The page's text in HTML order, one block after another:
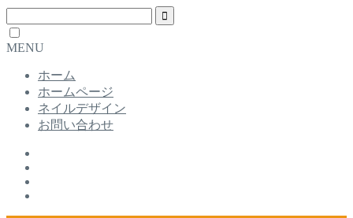
MENU
ホーム
ホームページ
ネイルデザイン
お問い合わせ